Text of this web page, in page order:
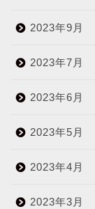
2023年9月
2023年7月
2023年6月
2023年5月
2023年4月
2023年3月